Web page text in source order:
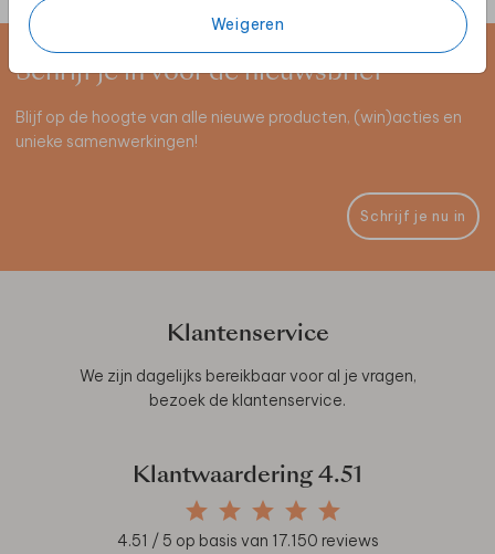
Weigeren
Schrijf je in voor de nieuwsbrief
Blijf op de hoogte van alle nieuwe producten, (win)acties en
unieke samenwerkingen!
Schrijf je nu in
Klantenservice
We zijn dagelijks bereikbaar voor al je vragen,
bezoek de klantenservice.
Klantwaardering 4.51
4.51 / 5 op basis van 17.150 reviews